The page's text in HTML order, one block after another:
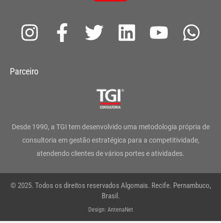
I
s
g
r
a
m
F
a
o
o
k
-
T
t
e
r
L
d
i
n
Y
b
e
W
a
p
Parceiro
Desde 1990, a TGI tem desenvolvido uma metodologia própria de
consultoria em gestão estratégica para a competitividade,
atendendo clientes de vários portes e atividades.
© 2025. Todos os direitos reservados Algomais. Recife. Pernambuco,
Brasil.
Design: AntenaNet